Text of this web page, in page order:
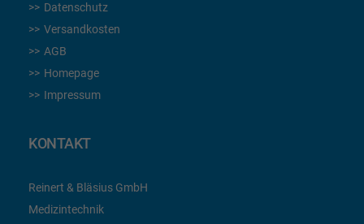
Datenschutz
Versandkosten
AGB
Homepage
Impressum
KONTAKT
Reinert & Bläsius GmbH
Medizintechnik